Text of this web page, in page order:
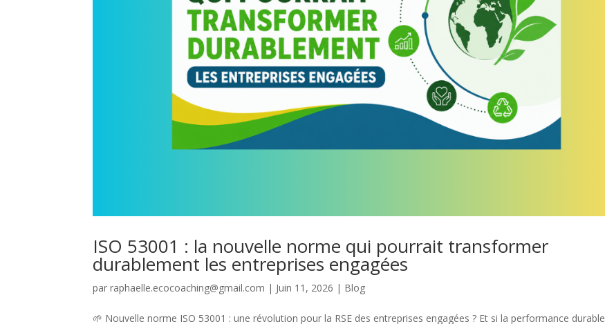
ISO 53001 : la nouvelle norme qui pourrait transformer
durablement les entreprises engagées
parraphaelle.ecocoaching@gmail.com | Juin 11, 2026 | Blog
🌱 Nouvelle norme ISO 53001 : une révolution pour la RSE des entreprises engagées ? Et si la performance durable